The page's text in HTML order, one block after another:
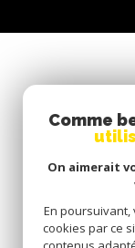
Comme
On aimerait
En
cookies par ce